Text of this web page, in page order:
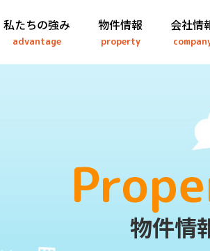
私たちの強み
advantage
物件情報
property
会社情
物件情